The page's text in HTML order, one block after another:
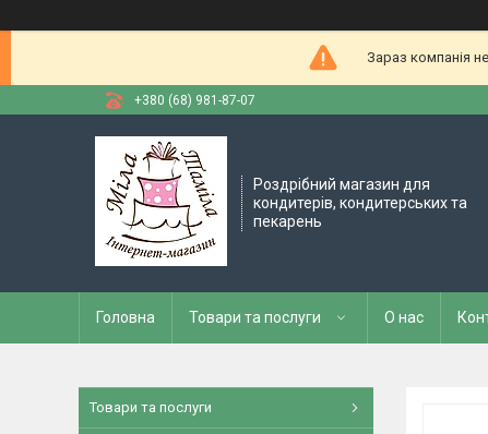
Зараз компанія
+380 (68) 981-87-07
Роздрібний магазин для
кондитерів, кондитерських та
пекарень
Головна Товари та послуги О нас
Товари та послуги